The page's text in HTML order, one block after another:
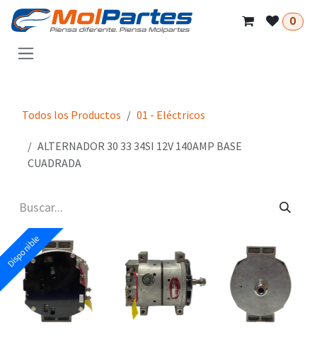
Ir al contenido
0
Todos los Productos 01 - Eléctricos
ALTERNADOR 30 33 34SI 12V 140AMP BASE
CUADRADA
Disponible